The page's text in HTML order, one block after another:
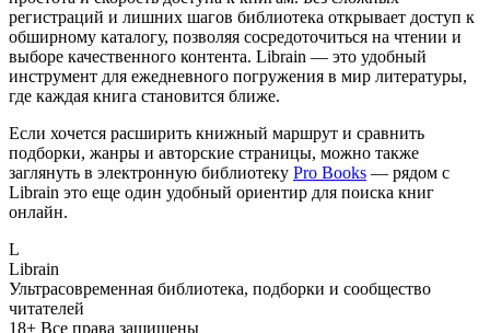
регистраций и лишних шагов библиотека открывает доступ к
обширному каталогу, позволяя сосредоточиться на чтении и
выборе качественного контента. Librain — это удобный
инструмент для ежедневного погружения в мир литературы,
где каждая книга становится ближе.
Если хочется расширить книжный маршрут и сравнить
подборки, жанры и авторские страницы, можно также
заглянуть в электронную библиотеку Pro Books — рядом с
Librain это еще один удобный ориентир для поиска книг
онлайн.
L
Librain
Ультрасовременная библиотека, подборки и сообщество
читателей
18+ Все права защищены